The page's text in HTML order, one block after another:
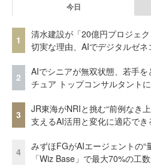
今日
1
清水建設が「20億円プロジェ
切実な理由、AIでデジタルゼ
2
AIでシニアが無双状態、若手
チュア トップコンサルタントに
3
JR東海がNRIと挑む“前例なき
支えるAI活用と変化に適応でき
4
みずほFGがAIエージェントの
「Wiz Base」で最大70%の工